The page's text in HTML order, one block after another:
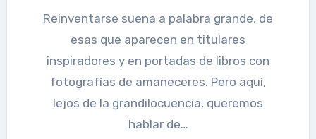
Reinventarse suena a palabra grande, de
esas que aparecen en titulares
inspiradores y en portadas de libros con
fotografías de amaneceres. Pero aquí,
lejos de la grandilocuencia, queremos
hablar de…